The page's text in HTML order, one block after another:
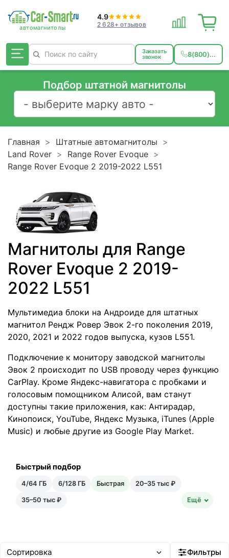
4.9
2 628+ отзывов
Заказать
звонок 8(800)...
Подбор штатной магнитолы
Главная
Штатные автомагнитолы
Land Rover
Range Rover Evoque
Range Rover Evoque 2 2019-2022 L551
Магнитолы для Range
Rover Evoque 2 2019-
2022 L551
Мультимедиа блоки на Андроиде для штатных
магнитол Рендж Ровер Эвок 2-го поколения 2019,
2020, 2021 и 2022 годов выпуска, кузов L551.
Подключение к монитору заводской магнитолы
Эвок 2 происходит по USB проводу через функцию
CarPlay. Кроме Яндекс-навигатора с пробками и
голосовым помощником Алисой, вам станут
доступны такие приложения, как: Антирадар,
Кинопоиск, YouTube, Яндекс Музыка, iTunes (Apple
Music) и любые другие из Google Play Market.
Быстрый подбор
4/64 ГБ 6/128 ГБ Быстрая 20–35 тыс ₽
35–50 тыс ₽ Ещё
Фильтры